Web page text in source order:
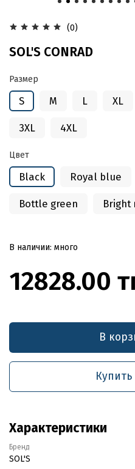
(0)
SOL'S CONRAD
Размер
S M L XL
3XL 4XL
Цвет
Black Royal blue
Bottle green Bright
В наличии: много
12828.00
В
Характеристики
Бренд
SOL'S